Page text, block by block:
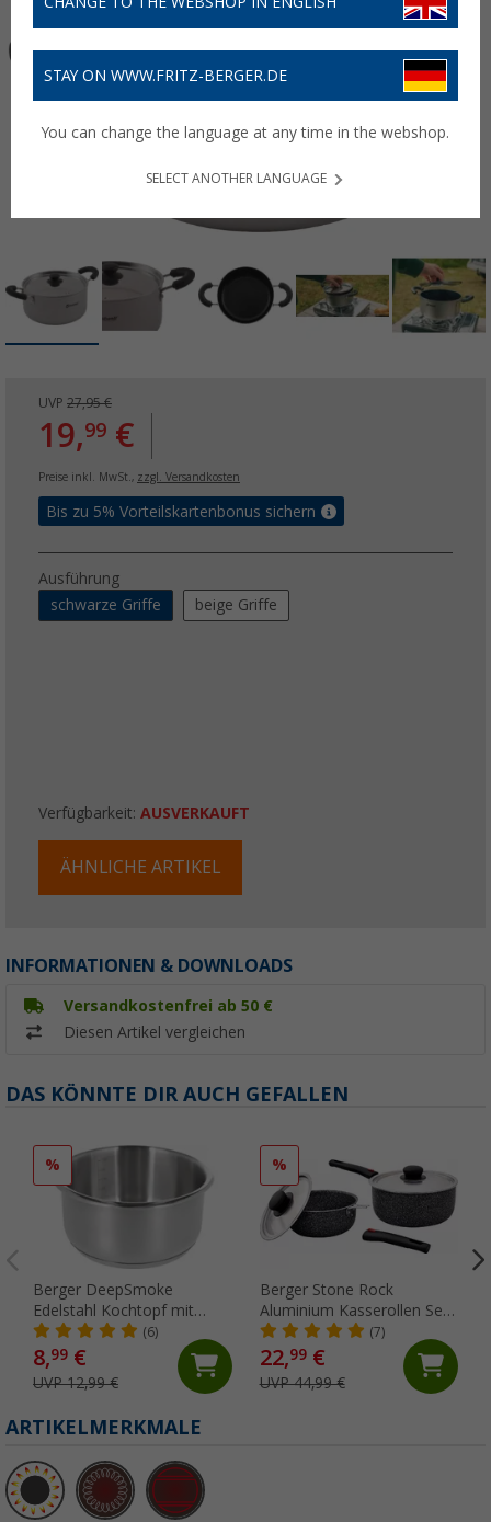
UVP 27,95 €
19,99 €
Preise inkl. MwSt., zzgl. Versandkosten
Bis zu 5% Vorteilskartenbonus sichern
Ausführung
schwarze Griffe
beige Griffe
Verfügbarkeit: AUSVERKAUFT
ÄHNLICHE ARTIKEL
INFORMATIONEN & DOWNLOADS
Versandkostenfrei ab 50 €
Diesen Artikel vergleichen
DAS KÖNNTE DIR AUCH GEFALLEN
%
Berger DeepSmoke
Edelstahl Kochtopf mit
Messskala im Topfinneren
Ø 16 cm
(6)
8,99 €
UVP 12,99 €
%
Berger Stone Rock
Aluminium Kasserollen Set
6-tlg. mit
Antihaftbeschichtung
(7)
22,99€
UVP 44,99 €
ARTIKELMERKMALE
STAY ON WWW.FRITZ-BERGER.DE
You can change the language at any time in the webshop.
SELECT ANOTHER LANGUAGE